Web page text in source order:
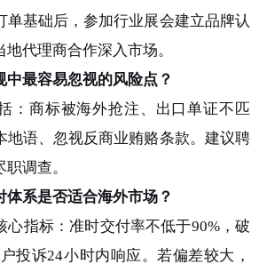
单基础后，参加行业展会建立品牌认
代理商合作深入市场。
中最容易忽视的风险点？
商标被海外抢注、出口单证不匹
地语、忽视反商业贿赂条款。建议聘
调查。
体系是否适合海外市场？
指标：准时交付率不低于90%，破
投诉24小时内响应。若偏差较大，